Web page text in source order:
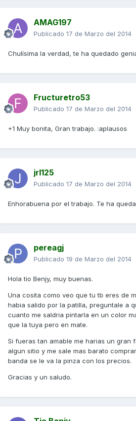
AMAG197
Publicado 17 de Marzo del 2014
Chulísima la verdad, te ha quedado
Fructuretro53
Publicado 17 de Marzo del 2014
+1 Muy bonita, Gran trabajo. :aplausos
jrl125
Publicado 17 de Marzo del 2014
Enhorabuena por el trabajo. Te ha
pereagj
Publicado 19 de Marzo del 2014
Hola tio Benjy, muy buenas.
Una cosita como veo que tu tb eres de
habia salido por la patilla, preguntale a
cuanto me saldria pintarla en un color
que la tuya pero en mate.
Si fueras tan amable me harias un gran
algun sitio y me sale mas barato
banda se le va la pinza con los precios.
Gracias y un saludo.